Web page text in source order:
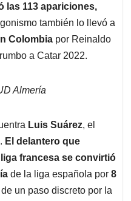
las 113 apariciones,
también lo llevó a
Colombia por Reinaldo
a Catar 2022.
Almería
Luis Suárez, el
El delantero que
francesa se convirtió
de la liga española por 8
un paso discreto por la